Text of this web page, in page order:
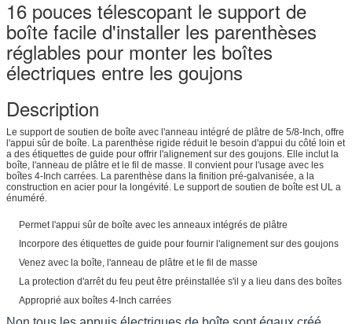
16 pouces télescopant le support de
boîte facile d'installer les parenthèses
réglables pour monter les boîtes
électriques entre les goujons
Description
Le support de soutien de boîte avec l'anneau intégré de plâtre de 5/8-Inch, offre
l'appui sûr de boîte. La parenthèse rigide réduit le besoin d'appui du côté loin et
a des étiquettes de guide pour offrir l'alignement sur des goujons. Elle inclut la
boîte, l'anneau de plâtre et le fil de masse. Il convient pour l'usage avec les
boîtes 4-Inch carrées. La parenthèse dans la finition pré-galvanisée, a la
construction en acier pour la longévité. Le support de soutien de boîte est UL a
énuméré.
Permet l'appui sûr de boîte avec les anneaux intégrés de plâtre
Incorpore des étiquettes de guide pour fournir l'alignement sur des goujons
Venez avec la boîte, l'anneau de plâtre et le fil de masse
La protection d'arrêt du feu peut être préinstallée s'il y a lieu dans des boîtes
Approprié aux boîtes 4-Inch carrées